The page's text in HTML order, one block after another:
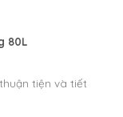
80L
tiện và tiết